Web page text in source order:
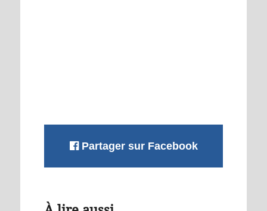
Partager sur Facebook